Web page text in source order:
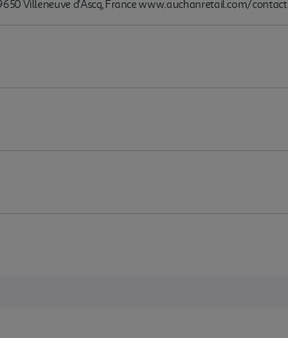
Villeneuve d'Ascq, France www.auchanretail.com/contact